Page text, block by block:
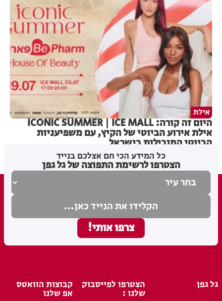
אילת
היום זה קורה: ICONIC SUMMER | ICE MALL
אילת אירוע הביוטי של הקיץ, עם משפיעניות
הביוטי המובילות בישראל
כל המידע הכי חם אצלכם בנייד
הצטרפו לרשימת התפוצה של גל גפן
גל גפן הצטרפו לפייסבוק
שלנו :
קבוצות הוואטס
אפ שלנו